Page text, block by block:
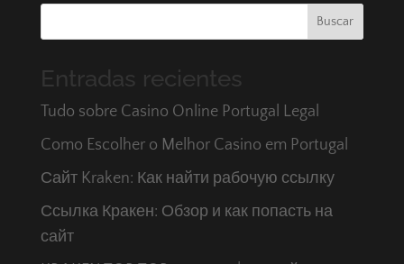
Buscar
Entradas recientes
Tudo sobre Casino Online Portugal Legal
Como Escolher o Melhor Casino em Portugal
Сайт Kraken: Как найти рабочую ссылку
Ссылка Кракен: Обзор и как попасть на
сайт